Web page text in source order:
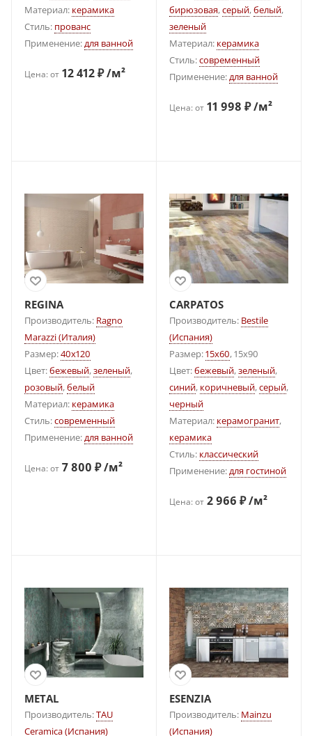
Материал: керамика
Стиль: прованс
Применение:для ванной
Цена: от 12 412 ₽ /м²
бирюзовая,серый,белый,
зеленый
Материал: керамика
Стиль:современный
Применение:для ванной
Цена: от 11 998 ₽ /м²
REGINA
Производитель: Ragno
Marazzi (Италия)
Размер:40x120
Цвет:бежевый,зеленый,
розовый,белый
Материал: керамика
Стиль:современный
Применение:для ванной
Цена: от 7 800 ₽ /м²
CARPATOS
Производитель: Bestile
(Испания)
Размер:15x60, 15x90
Цвет:бежевый,зеленый,
синий, коричневый,серый,
черный
Материал: керамогранит,
керамика
Стиль: классический
Применение:для гостиной
Цена: от 2 966 ₽ /м²
METAL
Производитель:TAU
Ceramica (Испания)
ESENZIA
Производитель: Mainzu
(Испания)